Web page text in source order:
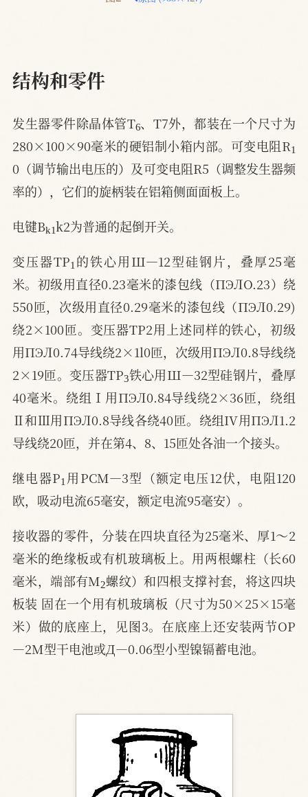
结构和零件
发生器零件除晶体管T 、T7外，都装在一个尺寸为
280×100×90毫米的硬铝制小箱内部。可变电阻R1
0（调节输出电压的）及可变电阻R5（调整发生器频
率的），它们的旋柄装在铝箱侧面面板上。
电键B k2为普通的起倒开关。
变压器TP 的铁心用Ш—12型硅钢片，叠厚25毫
米。初级用直径0.23毫米的漆包线（ПЭЛO.23）绕
550匝，次级用直径0.29毫米的漆包线（ПЭЛ0.29)
绕2×100匝。变压器TP2用上述同样的铁心，初级
用ПЭЛ0.74导线绕2×1l0匝，次级用ПЭЛ0.8导线绕
2×19匝。变压器TP 3
铁心用Ш—32型硅钢片，叠厚
40毫米。绕组Ⅰ用ПЭЛ0.84导线绕2×36匝，绕组
Ⅱ和Ⅲ用ПЭЛ0.8导线各绕40匝。绕组IV用ПЭЛ1.2
导线绕20匝，并在第4、8、15匝处各油一个接头。
继电器P 用PCM—3型（额定电压12伏，电阻120
欧，吸动电流65毫安，额定电流95毫安）。
接收器的零件，分装在四块直径为25毫米、厚1～2
毫米的绝缘板或有机玻璃板上。用两根螺柱（长60
毫米，端部有M2螺纹）和四根支撑衬套，将这四块
板装 固在一个用有机玻璃板（尺寸为50×25×15毫
米）做的底座上，见图3。在底座上还安装两节OP
—2M型干电池或Д—0.06型小型镍镉蓄电池。